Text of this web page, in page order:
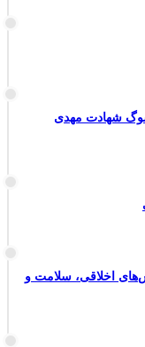
شهادت مهدی
اخلاقی، سلامت و